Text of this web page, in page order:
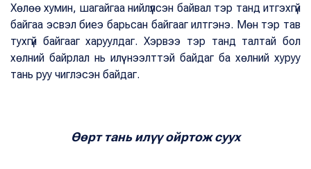
Хөлөө хумин, шагайгаа нийлүүлсэн байвал тэр танд итгэхгүй
байгаа эсвэл биеэ барьсан байгааг илтгэнэ. Мөн тэр тав
тухгүй байгааг харуулдаг. Хэрвээ тэр танд талтай бол
хөлний байрлал нь илүү нээлттэй байдаг ба хөлний хуруу
тань руу чиглэсэн байдаг.
Өөрт тань илүү ойртож суух